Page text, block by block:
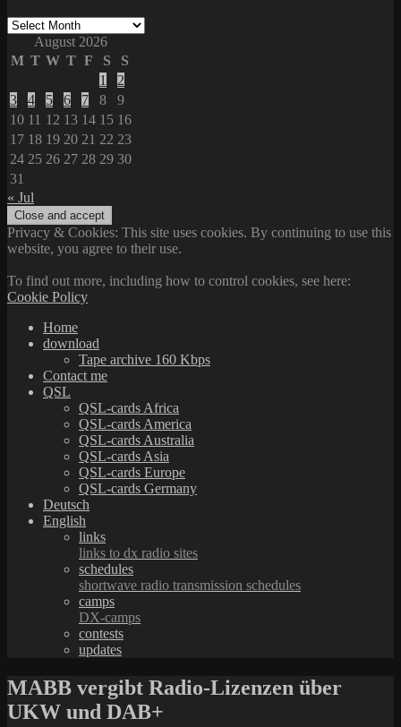
Archives
August 2026
M T W T F S
S
1
2
3
4 5 6 7 8
9
10 11 12 13 14 15 16
17 18 19 20 21 22 23
24 25 26 27 28 29 30
31
« Jul
Privacy & Cookies: This site uses cookies. By continuing to use this
website, you agree to their use.
To find out more, including how to control cookies, see here:
Cookie Policy
Home
download
Tape archive 160 Kbps
Contact me
QSL
QSL-cards Africa
QSL-cards America
QSL-cards Australia
QSL-cards Asia
QSL-cards Europe
QSL-cards Germany
Deutsch
English
links
links to dx radio sites
schedules
shortwave radio transmission schedules
camps
DX-camps
contests
updates
MABB vergibt Radio-Lizenzen über
UKW und DAB+